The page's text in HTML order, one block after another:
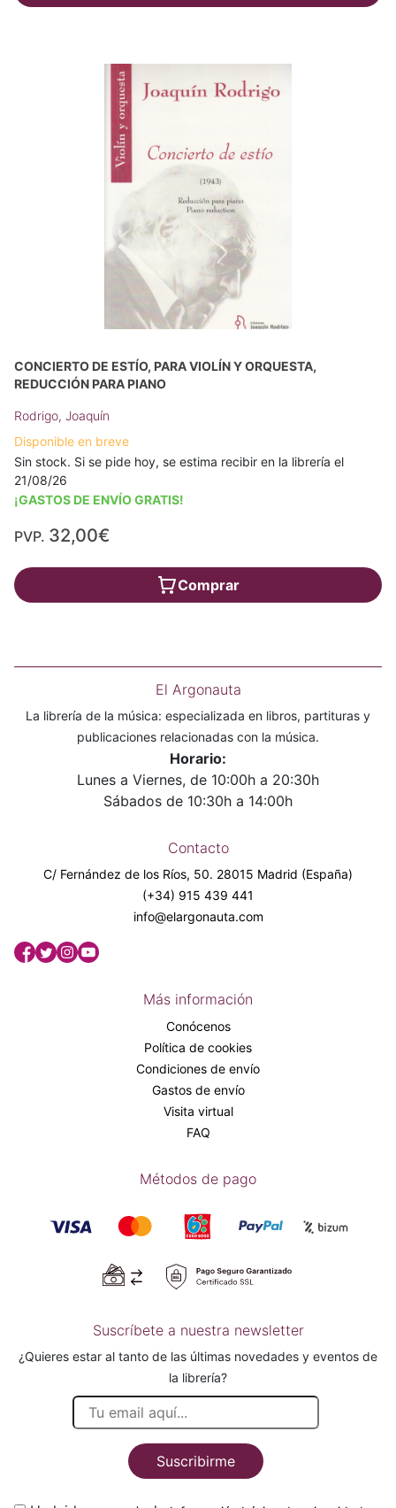
CONCIERTO DE ESTÍO, PARA VIOLÍN Y ORQUESTA,
REDUCCIÓN PARA PIANO
Rodrigo, Joaquín
Disponible en breve
Sin stock. Si se pide hoy, se estima recibir en la librería el
21/08/26
¡GASTOS DE ENVÍO GRATIS!
PVP. 32,00€
Comprar
El Argonauta
La librería de la música: especializada en libros, partituras y
publicaciones relacionadas con la música.
Horario:
Lunes a Viernes, de 10:00h a 20:30h
Sábados de 10:30h a 14:00h
Contacto
C/ Fernández de los Ríos, 50. 28015 Madrid (España)
(+34) 915 439 441
info@elargonauta.com
Más información
Conócenos
Política de cookies
Condiciones de envío
Gastos de envío
Visita virtual
FAQ
Métodos de pago
Suscríbete a nuestra newsletter
¿Quieres estar al tanto de las últimas novedades y eventos de
la librería?
Suscribirme